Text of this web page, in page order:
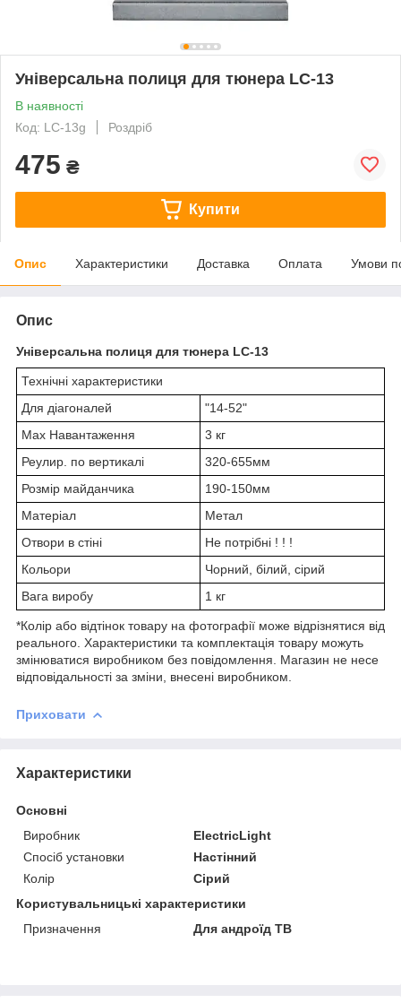
Універсальна полиця для тюнера LC-13
В наявності
Код: LC-13g
Роздріб
475 ₴
Купити
Опис Характеристики Доставка Оплата Умови
Опис
Універсальна полиця для тюнера LC-13
Технічні характеристики
Для діагоналей
"14-52"
Max Навантаження
3 кг
Реулир. по вертикалі
320-655мм
Розмір майданчика
190-150мм
Матеріал
Метал
Отвори в стіні
Не потрібні ! ! !
Кольори
Чорний, білий, сірий
Вага виробу
1 кг
*Колір або відтінок товару на фотографії може відрізнятися від
реального. Характеристики та комплектація товару можуть
змінюватися виробником без повідомлення. Магазин не несе
відповідальності за зміни, внесені виробником.
Приховати
Характеристики
Основні
Виробник
ElectricLight
Спосіб установки
Настінний
Колір
Сірий
Користувальницькі характеристики
Призначення
Для андроїд ТВ